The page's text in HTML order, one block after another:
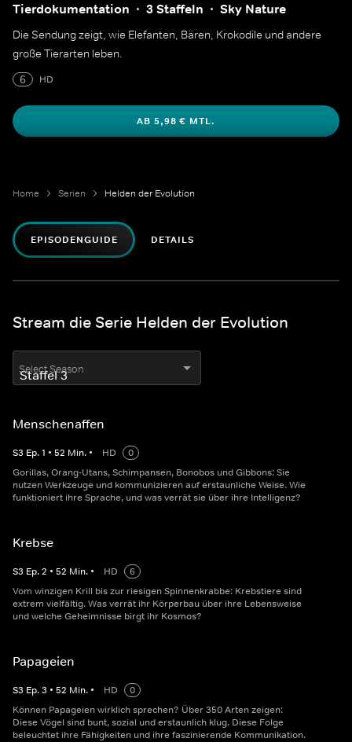
Tierdokumentation 3 Staffeln Sky Nature
Die Sendung zeigt, wie Elefanten, Bären, Krokodile und andere
große Tierarten leben.
6
HD
AB 5,98 € MTL.
Home Serien Helden der Evolution
EPISODENGUIDE DETAILS
Stream die Serie Helden der Evolution
Select Season
Menschenaffen
S3 Ep.1 • 52 Min. • HD
0
Gorillas, Orang-Utans, Schimpansen, Bonobos und Gibbons: Sie
nutzen Werkzeuge und kommunizieren auf erstaunliche Weise. Wie
funktioniert ihre Sprache, und was verrät sie über ihre Intelligenz?
Krebse
S3 Ep.2 • 52 Min. • HD
6
Vom winzigen Krill bis zur riesigen Spinnenkrabbe: Krebstiere sind
extrem vielfältig. Was verrät ihr Körperbau über ihre Lebensweise
und welche Geheimnisse birgt ihr Kosmos?
Papageien
S3 Ep.3 • 52 Min. • HD
0
Können Papageien wirklich sprechen? Über 350 Arten zeigen:
Diese Vögel sind bunt, sozial und erstaunlich klug. Diese Folge
beleuchtet ihre Fähigkeiten und ihre faszinierende Kommunikation.